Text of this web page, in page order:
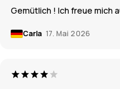
Gemütlich ! Ich freue mich
Carla 17. Mai 2026